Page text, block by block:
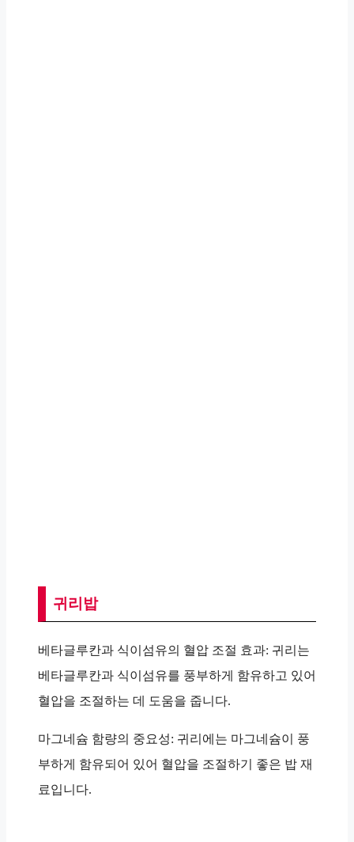
귀리밥
베타글루칸과 식이섬유의 혈압 조절 효과: 귀리는
베타글루칸과 식이섬유를 풍부하게 함유하고 있어
혈압을 조절하는 데 도움을 줍니다.
마그네슘 함량의 중요성: 귀리에는 마그네슘이 풍
부하게 함유되어 있어 혈압을 조절하기 좋은 밥 재
료입니다.